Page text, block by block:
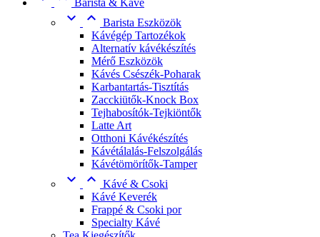
Barista & Kávé
  Barista Eszközök
Kávégép Tartozékok
Alternatív kávékészítés
Mérő Eszközök
Kávés Csészék-Poharak
Karbantartás-Tisztítás
Zacckiütők-Knock Box
Tejhabosítók-Tejkiöntők
Latte Art
Otthoni Kávékészítés
Kávétálalás-Felszolgálás
Kávétömörítők-Tamper
  Kávé & Csoki
Kávé Keverék
Frappé & Csoki por
Specialty Kávé